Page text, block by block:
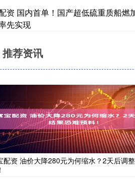
资 国内首单！国产超低硫重质船燃
先实现
推荐资讯
配资 油价大降280元为何缩水？2天后调